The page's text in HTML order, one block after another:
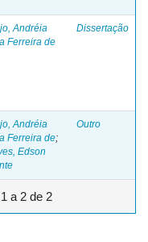
Andréia
Ferreira de
Dissertação
Andréia
Ferreira de;
Edson
Outro
a 2 de 2